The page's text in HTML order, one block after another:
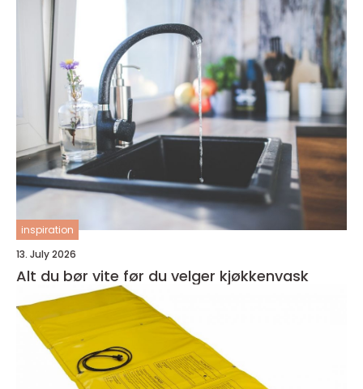
inspiration
13. July 2026
Alt du bør vite før du velger kjøkkenvask